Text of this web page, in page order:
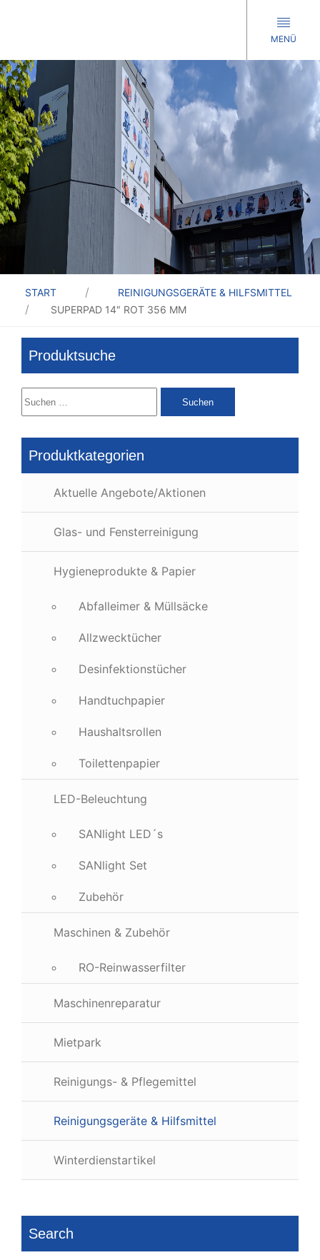
MENÜ
START
REINIGUNGSGERÄTE & HILFSMITTEL
SUPERPAD 14″ ROT 356 MM
Produktsuche
Suchen
nach:
Produktkategorien
Aktuelle Angebote/Aktionen
Glas- und Fensterreinigung
Hygieneprodukte & Papier
Abfalleimer & Müllsäcke
Allzwecktücher
Desinfektionstücher
Handtuchpapier
Haushaltsrollen
Toilettenpapier
LED-Beleuchtung
SANlight LED´s
SANlight Set
Zubehör
Maschinen & Zubehör
RO-Reinwasserfilter
Maschinenreparatur
Mietpark
Reinigungs- & Pflegemittel
Reinigungsgeräte & Hilfsmittel
Winterdienstartikel
Search